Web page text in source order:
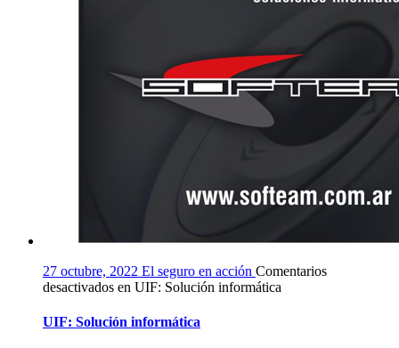
27 octubre, 2022 El seguro en acción Comentarios
desactivados en UIF: Solución informática
UIF: Solución informática